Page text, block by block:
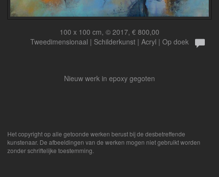
100 x 100 cm, © 2017, € 800,00
Tweedimensionaal | Schilderkunst | Acryl | Op doek
Nieuw werk in epoxy gegoten
Het copyright op alle getoonde werken berust bij de desbetreffende
kunstenaar. De afbeeldingen van de werken mogen niet gebruikt worden
zonder schriftelijke toestemming.